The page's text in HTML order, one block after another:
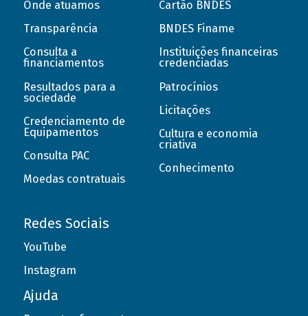
Onde atuamos
Transparência
Consulta a
financiamentos
Resultados para a
sociedade
Credenciamento de
Equipamentos
Consulta PAC
Moedas contratuais
Cartão BNDES
BNDES Finame
Instituições financeiras
credenciadas
Patrocínios
Licitações
Cultura e economia
criativa
Conhecimento
Redes Sociais
YouTube
Instagram
Ajuda